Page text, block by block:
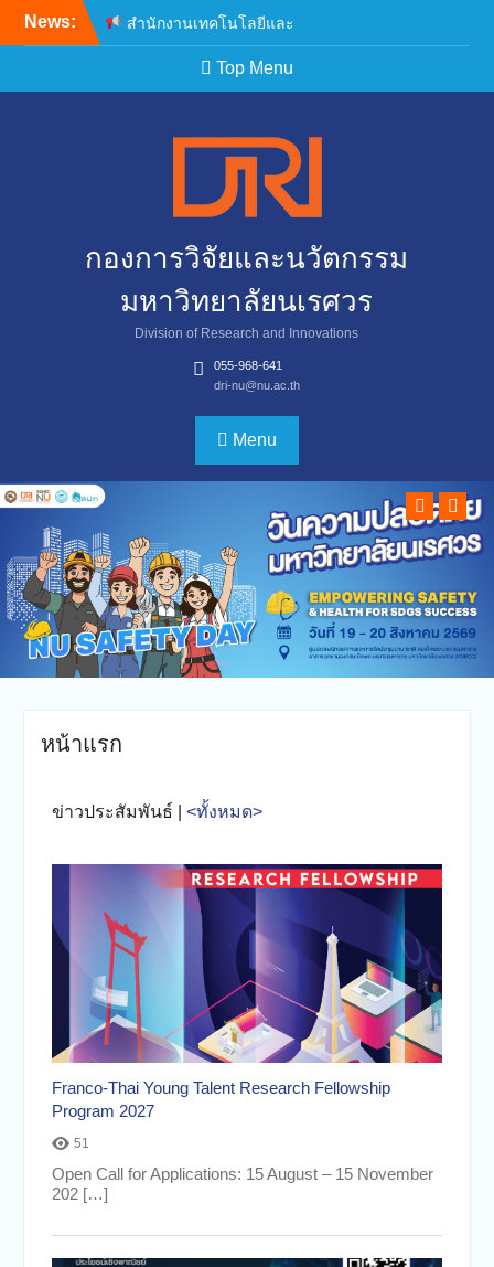
News:
สำนักงานเทคโนโลยีและ
นวัตกรรมด้านชีววิทยา
ศาสตร์ (องค์การมหาชน)
เปิดรับข้อเสนอโครงการวิจัย
สำนักงานเทคโนโลยีและ
ศาสตร์ (องค์การมหาชน)
ประจำปีงบประมาณ พ.ศ.
Franco-Thai Young Talent
Top Menu
กองการวิจัยและนวัตกรรม
มหาวิทยาลัยนเรศวร
Division of Research and Innovations
055-968-641
dri-nu@nu.ac.th
Menu
หน้าแรก
ข่าวประสัมพันธ์ | <ทั้งหมด>
Franco-Thai Young Talent Research Fellowship
Program 2027
51
Open Call for Applications: 15 August – 15 November
202 […]